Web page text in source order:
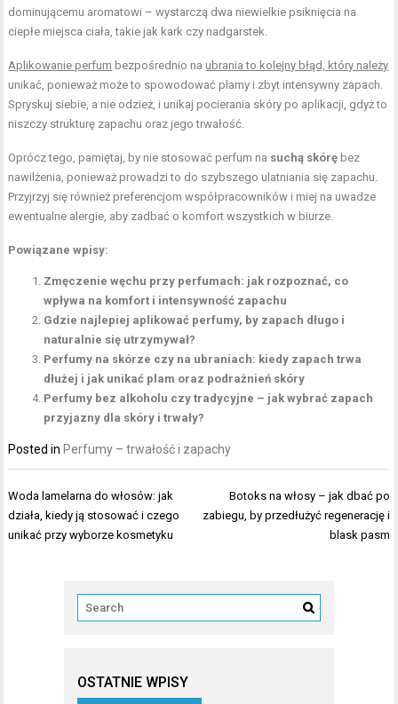
dominującemu aromatowi – wystarczą dwa niewielkie psiknięcia na
ciepłe miejsca ciała, takie jak kark czy nadgarstek.
Aplikowanie perfum bezpośrednio na ubrania to kolejny błąd, który należy
unikać, ponieważ może to spowodować plamy i zbyt intensywny zapach.
Spryskuj siebie, a nie odzież, i unikaj pocierania skóry po aplikacji, gdyż to
niszczy strukturę zapachu oraz jego trwałość.
Oprócz tego, pamiętaj, by nie stosować perfum na suchą skórę bez
nawilżenia, ponieważ prowadzi to do szybszego ulatniania się zapachu.
Przyjrzyj się również preferencjom współpracowników i miej na uwadze
ewentualne alergie, aby zadbać o komfort wszystkich w biurze.
Powiązane wpisy:
Zmęczenie węchu przy perfumach: jak rozpoznać, co
wpływa na komfort i intensywność zapachu
Gdzie najlepiej aplikować perfumy, by zapach długo i
naturalnie się utrzymywał?
Perfumy na skórze czy na ubraniach: kiedy zapach trwa
dłużej i jak unikać plam oraz podrażnień skóry
Perfumy bez alkoholu czy tradycyjne – jak wybrać zapach
przyjazny dla skóry i trwały?
Posted in Perfumy – trwałość i zapachy
Nawigacja
wpisu
Woda lamelarna do włosów: jak
działa, kiedy ją stosować i czego
unikać przy wyborze kosmetyku
Botoks na włosy – jak dbać po
zabiegu, by przedłużyć regenerację i
blask pasm
OSTATNIE WPISY